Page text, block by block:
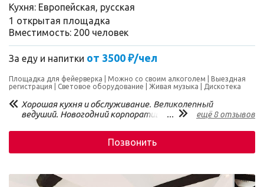
Кухня: Европейская, русская
1 открытая площадка
Вместимость: 200 человек
За еду и напитки от 3500 ₽/чел
Площадка для фейерверка Можно со своим алкоголем
Выездная
регистрация
Световое оборудование Живая музыка Дискотека
Хорошая кухня и обслуживание. Великолепный
ведуший. Новогодний корпоратив прошёл на высоте!
... ещё 8 отзывов
Позвонить